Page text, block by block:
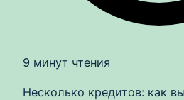
9 минут чтения
Несколько кредитов: как